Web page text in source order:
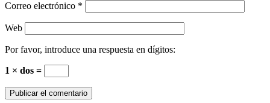
Correo electrónico *
Web
Por favor, introduce una respuesta en dígitos:
1 × dos =